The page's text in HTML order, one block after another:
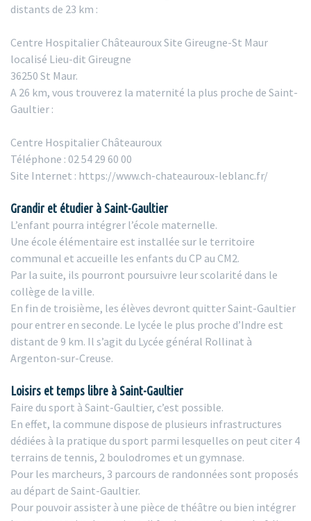
distants de 23 km :
Centre Hospitalier Châteauroux Site Gireugne-St Maur
localisé Lieu-dit Gireugne
36250 St Maur.
A 26 km, vous trouverez la maternité la plus proche de Saint-
Gaultier :
Centre Hospitalier Châteauroux
Téléphone : 02 54 29 60 00
Site Internet : https://www.ch-chateauroux-leblanc.fr/
Grandir et étudier à Saint-Gaultier
L’enfant pourra intégrer l’école maternelle.
Une école élémentaire est installée sur le territoire
communal et accueille les enfants du CP au CM2.
Par la suite, ils pourront poursuivre leur scolarité dans le
collège de la ville.
En fin de troisième, les élèves devront quitter Saint-Gaultier
pour entrer en seconde. Le lycée le plus proche d’Indre est
distant de 9 km. Il s’agit du Lycée général Rollinat à
Argenton-sur-Creuse.
Loisirs et temps libre à Saint-Gaultier
Faire du sport à Saint-Gaultier, c’est possible.
En effet, la commune dispose de plusieurs infrastructures
dédiées à la pratique du sport parmi lesquelles on peut citer 4
terrains de tennis, 2 boulodromes et un gymnase.
Pour les marcheurs, 3 parcours de randonnées sont proposés
au départ de Saint-Gaultier.
Pour pouvoir assister à une pièce de théâtre ou bien intégrer